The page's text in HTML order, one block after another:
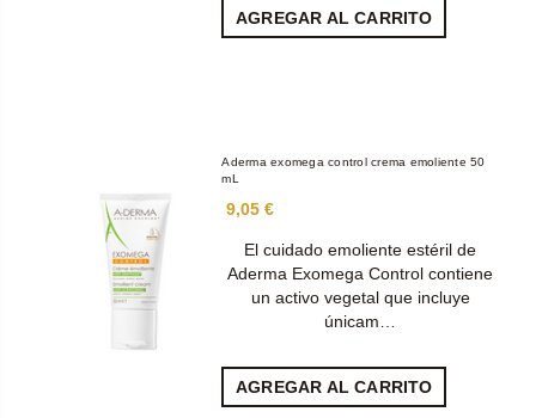
AGREGAR AL CARRITO
Aderma exomega control crema emoliente 50
mL
9,05 €
El cuidado emoliente estéril de
Aderma Exomega Control contiene
un activo vegetal que incluye
únicam…
AGREGAR AL CARRITO